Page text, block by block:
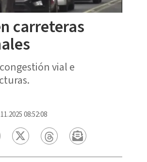
carreteras
vial e
08:52:08